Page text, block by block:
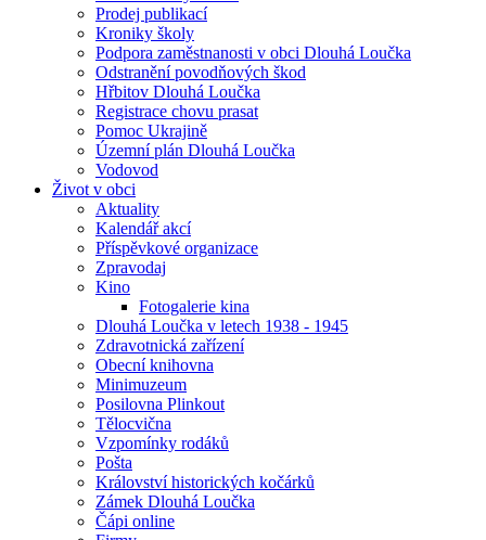
Prodej publikací
Kroniky školy
Podpora zaměstnanosti v obci Dlouhá Loučka
Odstranění povodňových škod
Hřbitov Dlouhá Loučka
Registrace chovu prasat
Pomoc Ukrajině
Územní plán Dlouhá Loučka
Vodovod
Život v obci
Aktuality
Kalendář akcí
Příspěvkové organizace
Zpravodaj
Kino
Fotogalerie kina
Dlouhá Loučka v letech 1938 - 1945
Zdravotnická zařízení
Obecní knihovna
Minimuzeum
Posilovna Plinkout
Tělocvična
Vzpomínky rodáků
Pošta
Království historických kočárků
Zámek Dlouhá Loučka
Čápi online